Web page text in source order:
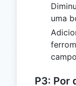
uma
P3: Por